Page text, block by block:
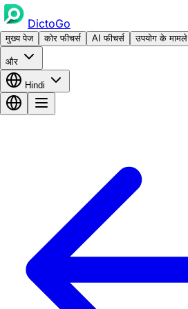
DictoGo
मुख्य पेज कोर फीचर्स AI फीचर्स उपयोग के मामले
और
Hindi